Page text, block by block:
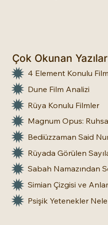
Çok Okunan Yazılar
Dune Film Analizi
Rüya Konulu Filmler
Rüyada Görülen
Simian Çizgisi ve
Psişik Yetenekler